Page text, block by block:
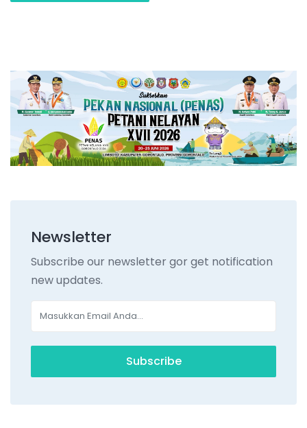
Newsletter
Subscribe our newsletter gor get notification
new updates.
Subscribe